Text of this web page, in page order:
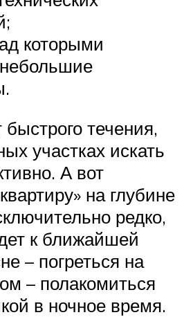
которыми
течения,
участках искать
А вот
на глубине
редко,
к ближайшей
– погреться на
– полакомиться
в ночное время.